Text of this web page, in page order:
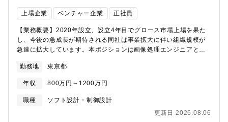
ション等 ： Microsoft Teams/SharePointOnline■本求人の想定
役割：メンバー・チームリーダー【魅力】<職場イメージ>車両電
術の開発を担う専門組織です。トヨタの幅広い車種を対象とした
次世代モビリティに求められる基盤技術を開発しています。ソフ
トウェア開発力の強化に取り組んでおり、MBD・MBSEを活用し
た開発に加え、生成AIの活用による開発革新にも取り組んでいま
メンバーが活躍しており、多様な知見を活かして新しい価値創出
ルマは単なる移動手段から継続的に進化するソフトウェアプラッ
トフォームへと変化しています。当室は、その土台となる車両電
上場企業 ベンチャー企業 正社員
【業務概要】2020年設立、設立4年目でグロース市場上場を果た
し、今後の急成長が期待される同社は事業拡大に伴い組織規模が
急速に拡大しています。本ポジションは画像処理エンジニアとし
入実装されている「Phoenix」の仕様検討・要件定義からアルゴ
リズム開発、導入までを一貫してリードするポジションです。
Phoenixは自社AIアルゴリズムとルールベース画像処理を組み合
わせたハイブリッド検査システムであり、本ポジションでは特に
ロダクト開発を推進していただきます。また、今後のプロダクト
勤務地 東京都
年収 800万円～1200万円
職種
ソフト設計・制御設計
更新日 2026.08.06